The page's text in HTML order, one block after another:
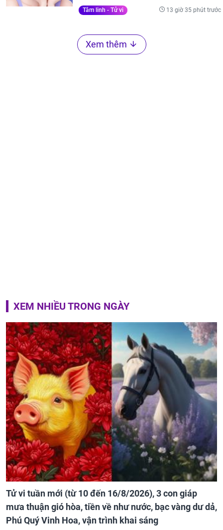
Tâm linh - Tử vi 13 giờ 35 phút trước
Xem thêm
XEM NHIỀU TRONG NGÀY
Tử vi tuần mới (từ 10 đến 16/8/2026), 3 con giáp
mưa thuận gió hòa, tiền về như nước, bạc vàng dư dả,
Phú Quý Vinh Hoa, vận trình khai sáng